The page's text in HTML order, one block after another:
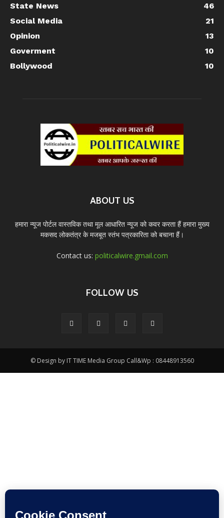
State News
46
Social Media
21
Opinion
13
Goverment
10
Bollywood
10
ABOUT US
हमारा न्यूज पोर्टल वास्तविक तथा मूल आधारित न्यूज को कवर करता हैं हमारा मुख्य
मकसद लोकतंत्र के मजबूत स्तंभ पत्रकारिता को बचाना हैं।
Contact us: politicalwire.gmail.com
FOLLOW US
© Design by IT TIME Media Group Call&Wp : 08448913560